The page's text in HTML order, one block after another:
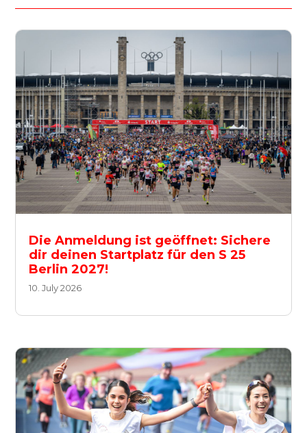
Die Anmeldung ist geöffnet: Sichere
dir deinen Startplatz für den S 25
Berlin 2027!
10. July 2026